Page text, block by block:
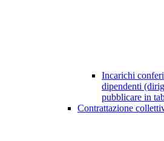
Incarichi
dipendenti
pubblicare in
Contrattazione